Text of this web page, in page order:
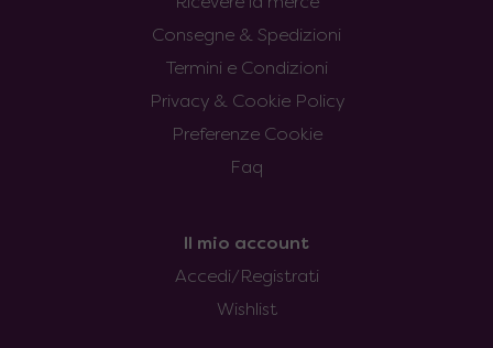
Ricevere la merce
Consegne & Spedizioni
Termini e Condizioni
Privacy & Cookie Policy
Preferenze Cookie
Faq
Il mio account
Accedi/Registrati
Wishlist